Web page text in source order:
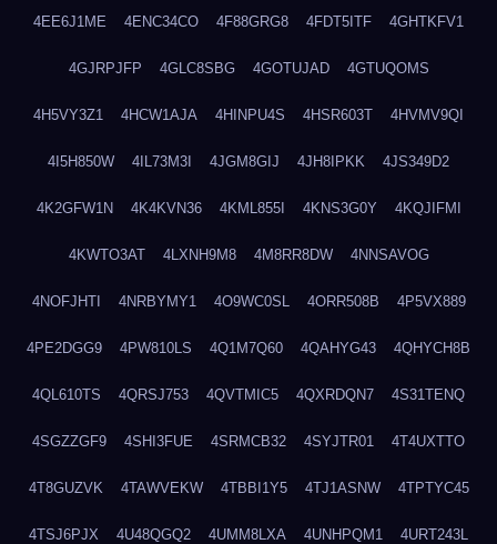
4EE6J1ME 4ENC34CO 4F88GRG8 4FDT5ITF 4GHTKFV1
4GJRPJFP 4GLC8SBG 4GOTUJAD 4GTUQOMS
4H5VY3Z1 4HCW1AJA 4HINPU4S 4HSR603T 4HVMV9QI
4I5H850W 4IL73M3I 4JGM8GIJ 4JH8IPKK 4JS349D2
4K2GFW1N 4K4KVN36 4KML855I 4KNS3G0Y 4KQJIFMI
4KWTO3AT 4LXNH9M8 4M8RR8DW 4NNSAVOG
4NOFJHTI 4NRBYMY1 4O9WC0SL 4ORR508B 4P5VX889
4PE2DGG9 4PW810LS 4Q1M7Q60 4QAHYG43 4QHYCH8B
4QL610TS 4QRSJ753 4QVTMIC5 4QXRDQN7 4S31TENQ
4SGZZGF9 4SHI3FUE 4SRMCB32 4SYJTR01 4T4UXTTO
4T8GUZVK 4TAWVEKW 4TBBI1Y5 4TJ1ASNW 4TPTYC45
4TSJ6PJX 4U48QGQ2 4UMM8LXA 4UNHPQM1 4URT243L